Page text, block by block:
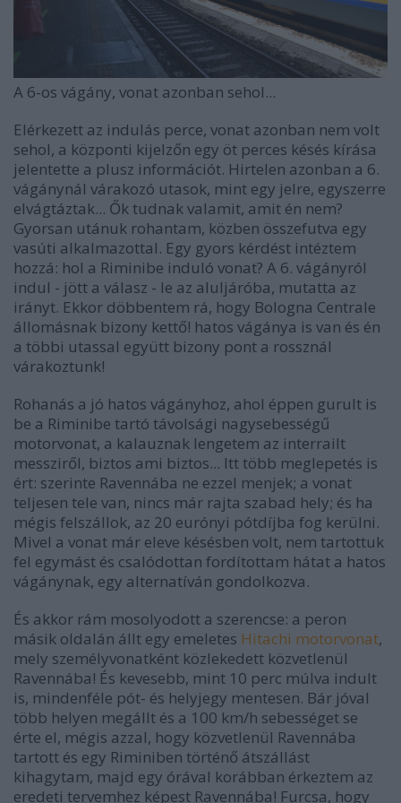
A 6-os vágány, vonat azonban sehol...
Elérkezett az indulás perce, vonat azonban nem volt
sehol, a központi kijelzőn egy öt perces késés kírása
jelentette a plusz információt. Hirtelen azonban a 6.
vágánynál várakozó utasok, mint egy jelre, egyszerre
elvágtáztak... Ők tudnak valamit, amit én nem?
Gyorsan utánuk rohantam, közben összefutva egy
vasúti alkalmazottal. Egy gyors kérdést intéztem
hozzá: hol a Riminibe induló vonat? A 6. vágányról
indul - jött a válasz - le az aluljáróba, mutatta az
irányt. Ekkor döbbentem rá, hogy Bologna Centrale
állomásnak bizony kettő! hatos vágánya is van és én
a többi utassal együtt bizony pont a rossznál
várakoztunk!
Rohanás a jó hatos vágányhoz, ahol éppen gurult is
be a Riminibe tartó távolsági nagysebességű
motorvonat, a kalauznak lengetem az interrailt
messziről, biztos ami biztos... Itt több meglepetés is
ért: szerinte Ravennába ne ezzel menjek; a vonat
teljesen tele van, nincs már rajta szabad hely; és ha
mégis felszállok, az 20 eurónyi pótdíjba fog kerülni.
Mivel a vonat már eleve késésben volt, nem tartottuk
fel egymást és csalódottan fordítottam hátat a hatos
vágánynak, egy alternatíván gondolkozva.
És akkor rám mosolyodott a szerencse: a peron
másik oldalán állt egy emeletes Hitachi motorvonat,
mely személyvonatként közlekedett közvetlenül
Ravennába! És kevesebb, mint 10 perc múlva indult
is, mindenféle pót- és helyjegy mentesen. Bár jóval
több helyen megállt és a 100 km/h sebességet se
érte el, mégis azzal, hogy közvetlenül Ravennába
tartott és egy Riminiben történő átszállást
kihagytam, majd egy órával korábban érkeztem az
eredeti tervemhez képest Ravennába! Furcsa, hogy